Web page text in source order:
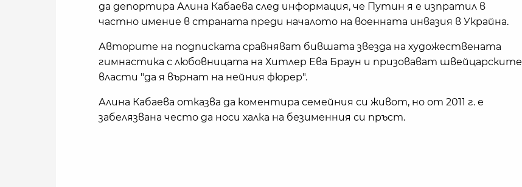
да депортира Алина Кабаева след информация, че Путин я е изпратил в
частно имение в страната преди началото на военната инвазия в Украйна.
Авторите на подписката сравняват бившата звезда на художествената
гимнастика с любовницата на Хитлер Ева Браун и призовават швейцарските
власти "да я върнат на нейния фюрер".
Алина Кабаева отказва да коментира семейния си живот, но от 2011 г. е
забелязвана често да носи халка на безименния си пръст.